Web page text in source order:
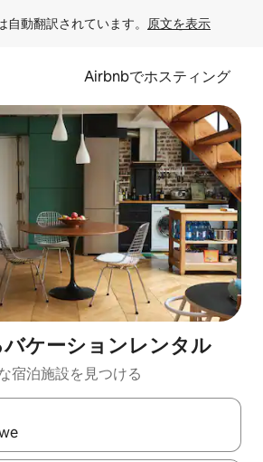
自動翻訳されています。 原文を表示
Airbnbでホスティング
ケーションレンタル
宿泊施設を見つける
たら、上下の矢印キーを使って移動するか